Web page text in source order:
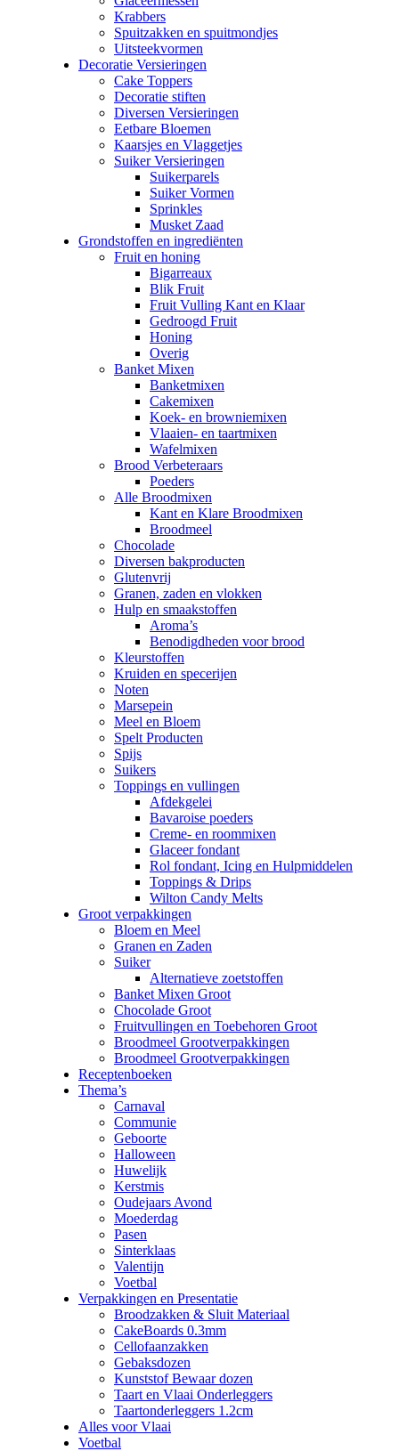
Krabbers
Spuitzakken en spuitmondjes
Uitsteekvormen
Decoratie Versieringen
Cake Toppers
Decoratie stiften
Diversen Versieringen
Eetbare Bloemen
Kaarsjes en Vlaggetjes
Suiker Versieringen
Suikerparels
Suiker Vormen
Sprinkles
Musket Zaad
Grondstoffen en ingrediënten
Fruit en honing
Bigarreaux
Blik Fruit
Fruit Vulling Kant en Klaar
Gedroogd Fruit
Honing
Overig
Banket Mixen
Banketmixen
Cakemixen
Koek- en browniemixen
Vlaaien- en taartmixen
Wafelmixen
Brood Verbeteraars
Poeders
Alle Broodmixen
Kant en Klare Broodmixen
Broodmeel
Chocolade
Diversen bakproducten
Glutenvrij
Granen, zaden en vlokken
Hulp en smaakstoffen
Aroma’s
Benodigdheden voor brood
Kleurstoffen
Kruiden en specerijen
Noten
Marsepein
Meel en Bloem
Spelt Producten
Spijs
Suikers
Toppings en vullingen
Afdekgelei
Bavaroise poeders
Creme- en roommixen
Glaceer fondant
Rol fondant, Icing en Hulpmiddelen
Toppings & Drips
Wilton Candy Melts
Groot verpakkingen
Bloem en Meel
Granen en Zaden
Suiker
Alternatieve zoetstoffen
Banket Mixen Groot
Chocolade Groot
Fruitvullingen en Toebehoren Groot
Broodmeel Grootverpakkingen
Broodmeel Grootverpakkingen
Receptenboeken
Thema’s
Carnaval
Communie
Geboorte
Halloween
Huwelijk
Kerstmis
Oudejaars Avond
Moederdag
Pasen
Sinterklaas
Valentijn
Voetbal
Verpakkingen en Presentatie
Broodzakken & Sluit Materiaal
CakeBoards 0.3mm
Cellofaanzakken
Gebaksdozen
Kunststof Bewaar dozen
Taart en Vlaai Onderleggers
Taartonderleggers 1.2cm
Alles voor Vlaai
Voetbal